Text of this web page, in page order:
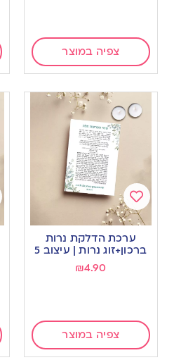
צפיה במוצר
Add
wishlist
ערכת הדלקת נרות
ברכון+זוג נרות | עיצוב 5
₪4.90
צפיה במוצר